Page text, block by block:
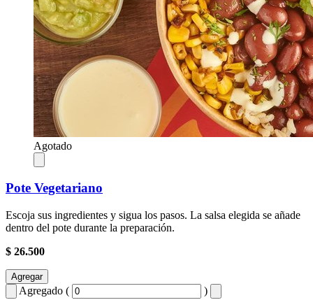
Agotado
Pote Vegetariano
Escoja sus ingredientes y sigua los pasos. La salsa elegida se añade
dentro del pote durante la preparación.
$ 26.500
Agregar
Agregado ( )